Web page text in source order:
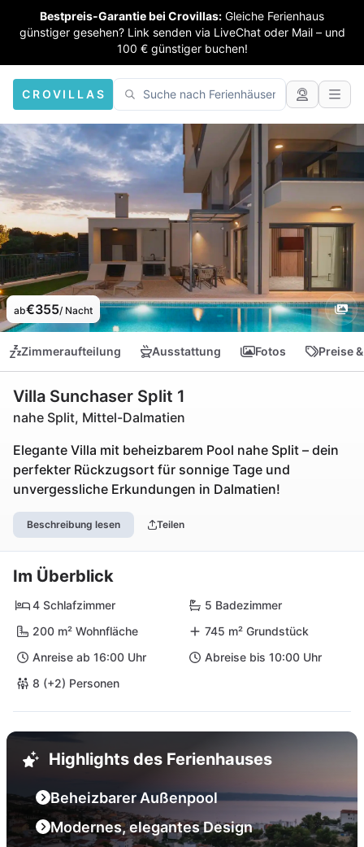
Bestpreis-Garantie bei Crovillas: Gleiche Ferienhaus
günstiger gesehen? Link senden via LiveChat oder Mail – und
100 € günstiger buchen!
CROVILLAS
ab€355/ Nacht
Zimmeraufteilung Ausstattung Fotos Preise
Villa Sunchaser Split 1
nahe Split, Mittel-Dalmatien
Elegante Villa mit beheizbarem Pool nahe Split – dein
perfekter Rückzugsort für sonnige Tage und
unvergessliche Erkundungen in Dalmatien!
Beschreibung lesen Teilen
Im Überblick
4 Schlafzimmer
5 Badezimmer
200 m² Wohnfläche
745 m² Grundstück
Anreise ab 16:00 Uhr
Abreise bis 10:00 Uhr
8 (+2) Personen
Highlights des Ferienhauses
Beheizbarer Außenpool
Modernes, elegantes Design